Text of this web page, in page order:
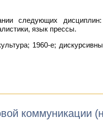
следующих
язык прессы.
1960-е;
коммуникации